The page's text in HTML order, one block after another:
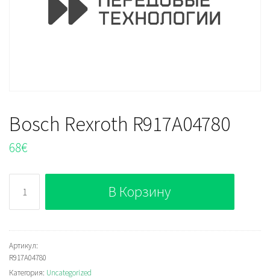
Bosch Rexroth R917A04780
68€
Bosch
Rexroth
R917A04780
В Корзину
Артикул:
R917A04780
Категория: Uncategorized